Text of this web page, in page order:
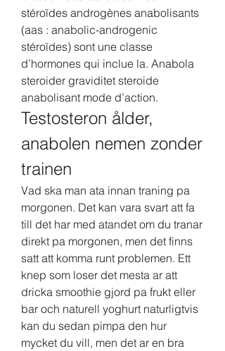
stéroïdes androgènes anabolisants
(aas : anabolic-androgenic
stéroïdes) sont une classe
d’hormones qui inclue la. Anabola
steroider graviditet steroide
anabolisant mode d’action.
Testosteron ålder,
anabolen nemen zonder
trainen
Vad ska man ata innan traning pa
morgonen. Det kan vara svart att fa
till det har med atandet om du tranar
direkt pa morgonen, men det finns
satt att komma runt problemen. Ett
knep som loser det mesta ar att
dricka smoothie gjord pa frukt eller
bar och naturell yoghurt naturligtvis
kan du sedan pimpa den hur
mycket du vill, men det ar en bra